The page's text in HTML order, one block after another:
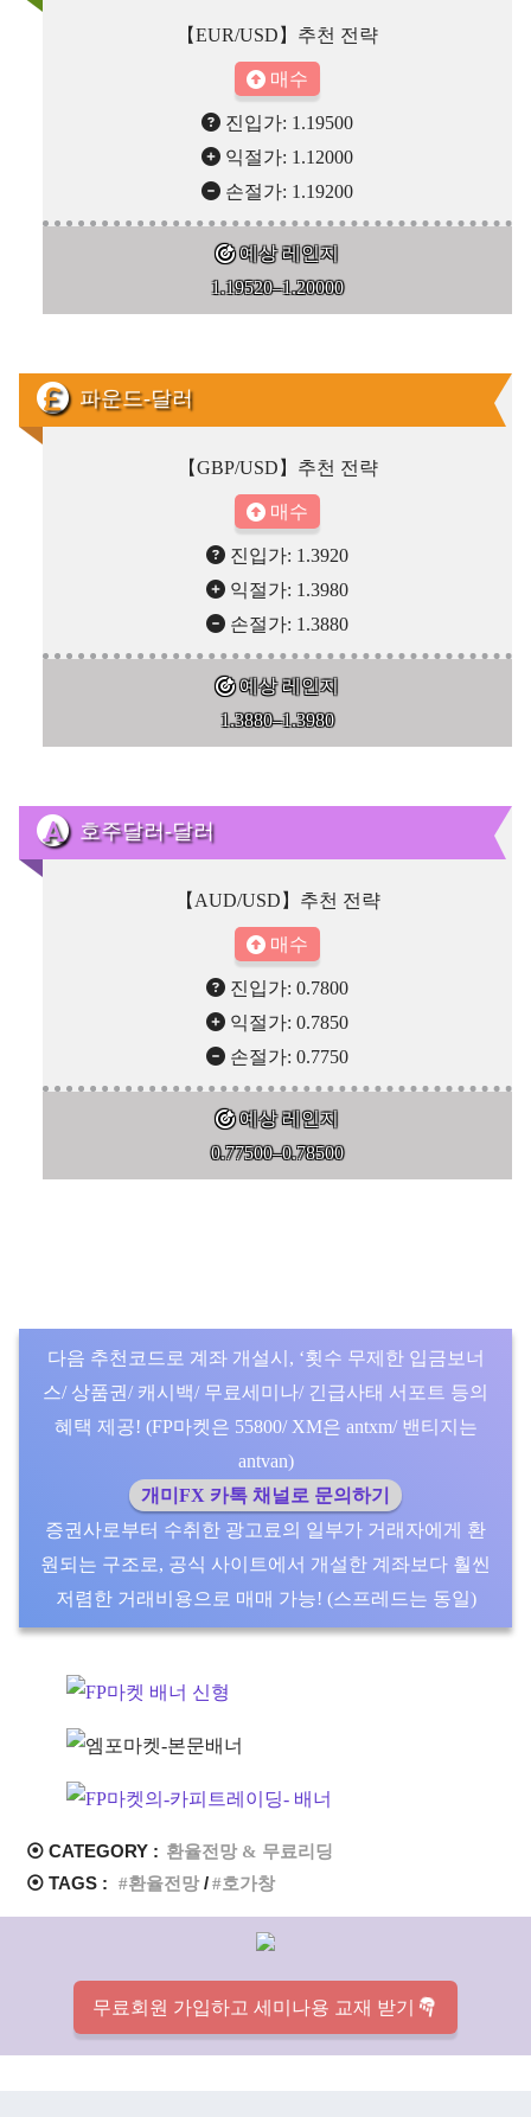
【EUR/USD】추천 전략
매수
진입가: 1.19500
익절가: 1.12000
손절가: 1.19200
예상 레인지
1.19520–1.20000
파운드-달러
【GBP/USD】추천 전략
매수
진입가: 1.3920
익절가: 1.3980
손절가: 1.3880
예상 레인지
1.3880–1.3980
호주달러-달러
【AUD/USD】추천 전략
매수
진입가: 0.7800
익절가: 0.7850
손절가: 0.7750
예상 레인지
0.77500–0.78500
다음 추천코드로 계좌 개설시, ‘횟수 무제한 입금보너
스/ 상품권/ 캐시백/ 무료세미나/ 긴급사태 서포트 등의
혜택 제공! (FP마켓은 55800/ XM은 antxm/ 밴티지는
antvan)
개미FX 카톡 채널로 문의하기
증권사로부터 수취한 광고료의 일부가 거래자에게 환
원되는 구조로, 공식 사이트에서 개설한 계좌보다 훨씬
저렴한 거래비용으로 매매 가능! (스프레드는 동일)
⦿ CATEGORY : 환율전망 & 무료리딩
⦿ TAGS :
환율전망 호가창
무료회원 가입하고 세미나용 교재 받기